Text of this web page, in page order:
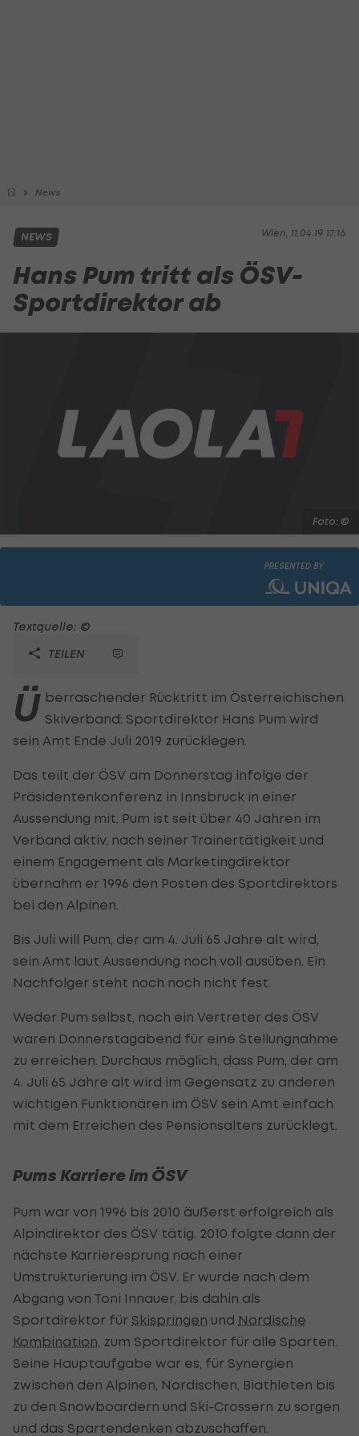
News
Wien, 11.04.19 17:16
NEWS
Hans Pum tritt als ÖSV-
Sportdirektor ab
Foto: ©
PRESENTED BY
Textquelle: ©
TEILEN
Ü berraschender Rücktritt im Österreichischen
Skiverband: Sportdirektor Hans Pum wird
sein Amt Ende Juli 2019 zurücklegen.
Das teilt der ÖSV am Donnerstag infolge der
Präsidentenkonferenz in Innsbruck in einer
Aussendung mit. Pum ist seit über 40 Jahren im
Verband aktiv, nach seiner Trainertätigkeit und
einem Engagement als Marketingdirektor
übernahm er 1996 den Posten des Sportdirektors
bei den Alpinen.
Bis Juli will Pum, der am 4. Juli 65 Jahre alt wird,
sein Amt laut Aussendung noch voll ausüben. Ein
Nachfolger steht noch noch nicht fest.
Weder Pum selbst, noch ein Vertreter des ÖSV
waren Donnerstagabend für eine Stellungnahme
zu erreichen. Durchaus möglich, dass Pum, der am
4. Juli 65 Jahre alt wird im Gegensatz zu anderen
wichtigen Funktionären im ÖSV sein Amt einfach
mit dem Erreichen des Pensionsalters zurücklegt.
Pums Karriere im ÖSV
Pum war von 1996 bis 2010 äußerst erfolgreich als
Alpindirektor des ÖSV tätig. 2010 folgte dann der
nächste Karrieresprung nach einer
Umstrukturierung im ÖSV. Er wurde nach dem
Abgang von Toni Innauer, bis dahin als
Sportdirektor für Skispringen und Nordische
Kombination , zum Sportdirektor für alle Sparten.
Seine Hauptaufgabe war es, für Synergien
zwischen den Alpinen, Nordischen, Biathleten bis
zu den Snowboardern und Ski-Crossern zu sorgen
und das Spartendenken abzuschaffen.